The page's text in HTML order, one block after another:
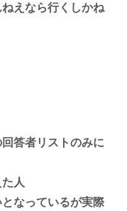
えなら行くしかね
答者リストのみに
人
なっているが実際